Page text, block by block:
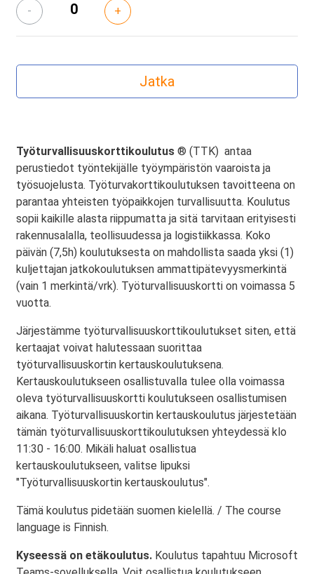
- +
Työturvallisuuskorttikoulutus ® (TTK) antaa
perustiedot työntekijälle työympäristön vaaroista ja
työsuojelusta. Työturvakorttikoulutuksen tavoitteena on
parantaa yhteisten työpaikkojen turvallisuutta. Koulutus
sopii kaikille alasta riippumatta ja sitä tarvitaan erityisesti
rakennusalalla, teollisuudessa ja logistiikkassa. Koko
päivän (7,5h) koulutuksesta on mahdollista saada yksi (1)
kuljettajan jatkokoulutuksen ammattipätevyysmerkintä
(vain 1 merkintä/vrk). Työturvallisuuskortti on voimassa 5
vuotta.
Järjestämme työturvallisuuskorttikoulutukset siten, että
kertaajat voivat halutessaan suorittaa
työturvallisuuskortin kertauskoulutuksena.
Kertauskoulutukseen osallistuvalla tulee olla voimassa
oleva työturvallisuuskortti koulutukseen osallistumisen
aikana. Työturvallisuuskortin kertauskoulutus järjestetään
tämän työturvallisuuskorttikoulutuksen yhteydessä klo
11:30 - 16:00. Mikäli haluat osallistua
kertauskoulutukseen, valitse lipuksi
"Työturvallisuuskortin kertauskoulutus".
Tämä koulutus pidetään suomen kielellä. / The course
language is Finnish.
Kyseessä on etäkoulutus. Koulutus tapahtuu Microsoft